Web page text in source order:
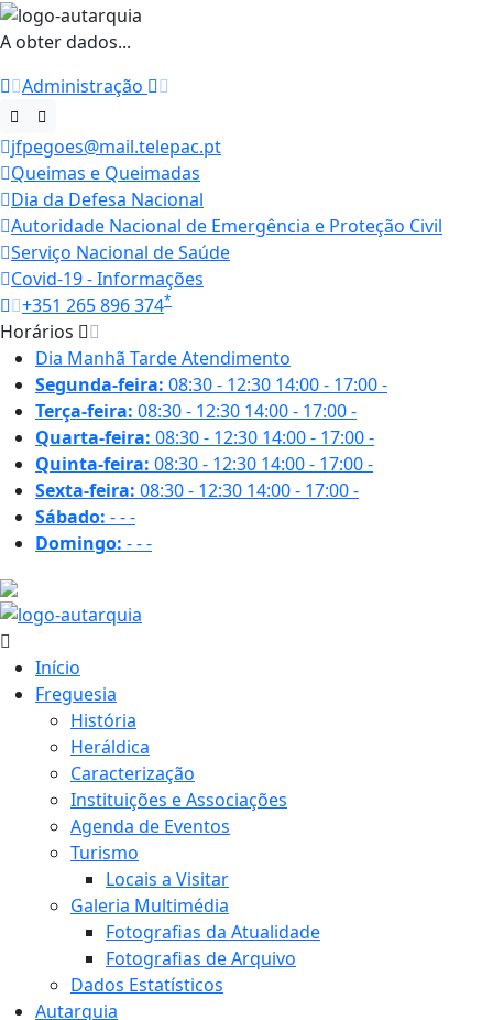
A obter dados...
Administração
jfpegoes@mail.telepac.pt
Queimas e Queimadas
Dia da Defesa Nacional
Autoridade Nacional de Emergência e Proteção Civil
Serviço Nacional de Saúde
Covid-19 - Informações
+351 265 896 374*
Horários
Dia Manhã TardeAtendimento
Segunda-feira: 08:30 - 12:30 14:00 - 17:00-
Terça-feira: 08:30 - 12:30 14:00 - 17:00-
Quarta-feira: 08:30 - 12:30 14:00 - 17:00-
Quinta-feira: 08:30 - 12:30 14:00 - 17:00-
Sexta-feira: 08:30 - 12:30 14:00 - 17:00-
Sábado: ---
Domingo: ---
Início
Freguesia
História
Heráldica
Caracterização
Instituições e Associações
Agenda de Eventos
Turismo
Locais a Visitar
Galeria Multimédia
Fotografias da Atualidade
Fotografias de Arquivo
Dados Estatísticos
Autarquia